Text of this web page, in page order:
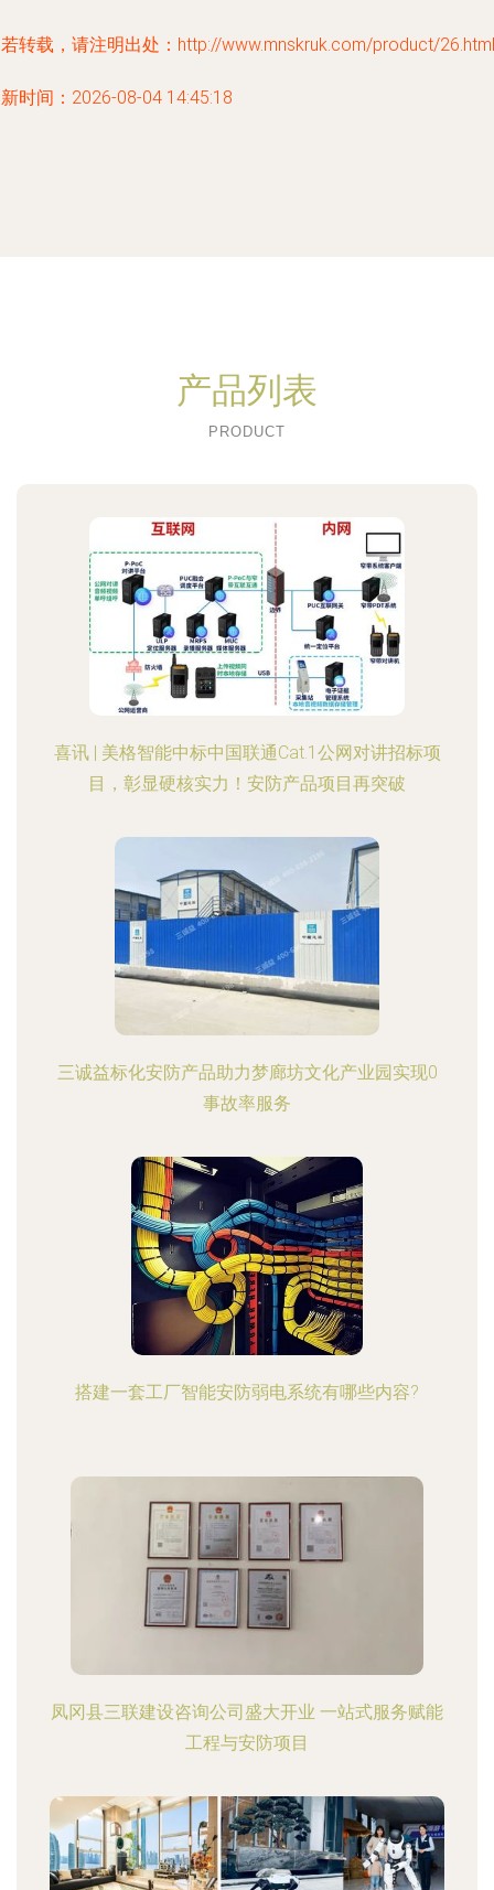
转载，请注明出处：http://www.mnskruk.com/product/26.html
时间：2026-08-04 14:45:18
产品列表
PRODUCT
喜讯 | 美格智能中标中国联通Cat.1公网对讲招标项
目，彰显硬核实力！安防产品项目再突破
三诚益标化安防产品助力梦廊坊文化产业园实现0
事故率服务
搭建一套工厂智能安防弱电系统有哪些内容?
凤冈县三联建设咨询公司盛大开业 一站式服务赋能
工程与安防项目